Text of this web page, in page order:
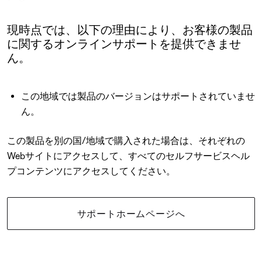
現時点では、以下の理由により、お客様の製品
に関するオンラインサポートを提供できませ
ん。
この地域では製品のバージョンはサポートされていませ
ん。
この製品を別の国/地域で購入された場合は、それぞれの
Webサイトにアクセスして、すべてのセルフサービスヘル
プコンテンツにアクセスしてください。
サポートホームページへ